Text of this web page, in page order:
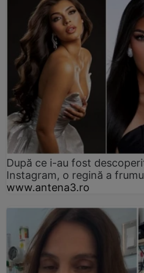
După ce i-au fost
Instagram, o regină a
www.antena3.ro